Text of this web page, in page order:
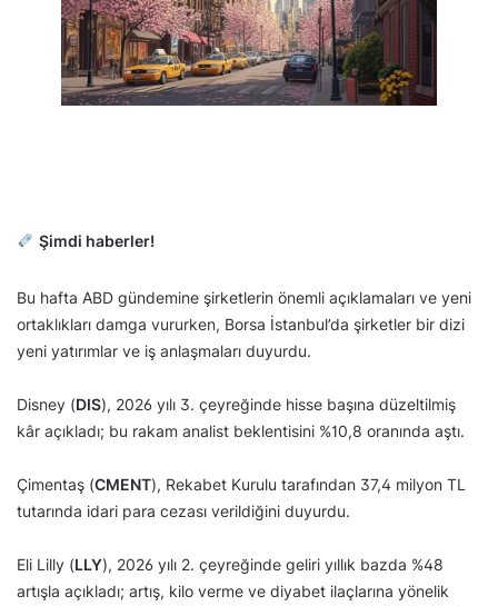
Şimdi haberler!
Bu hafta ABD gündemine şirketlerin önemli açıklamaları ve yeni
ortaklıkları damga vururken, Borsa İstanbul’da şirketler bir dizi
yeni yatırımlar ve iş anlaşmaları duyurdu.
Disney (DIS), 2026 yılı 3. çeyreğinde hisse başına düzeltilmiş
kâr açıkladı; bu rakam analist beklentisini %10,8 oranında aştı.
Çimentaş (CMENT), Rekabet Kurulu tarafından 37,4 milyon TL
tutarında idari para cezası verildiğini duyurdu.
Eli Lilly (LLY), 2026 yılı 2. çeyreğinde geliri yıllık bazda %48
artışla açıkladı; artış, kilo verme ve diyabet ilaçlarına yönelik